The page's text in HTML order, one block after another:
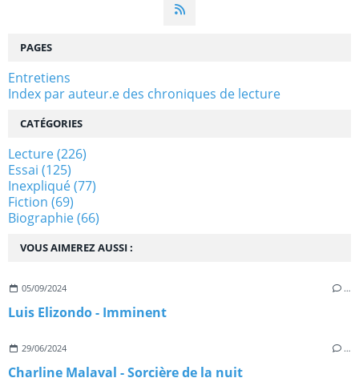
VOUS AIMEREZ AUSSI :
05/09/2024 …
Luis Elizondo - Imminent
29/06/2024 …
Charline Malaval - Sorcière de la nuit
PAGES
Entretiens
Index par auteur.e des chroniques de lecture
CATÉGORIES
Lecture(226)
Essai (125)
Inexpliqué(77)
Fiction (69)
Biographie(66)